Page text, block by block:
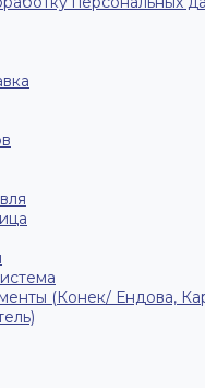
(Конек/ Ендова,